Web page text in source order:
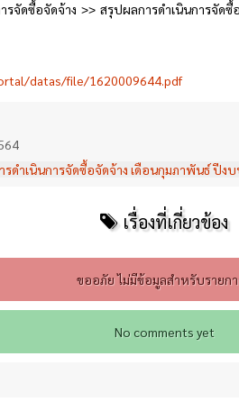
รจัดซื้อจัดจ้าง สรุปผลการดำเนินการจัด
datas/file/1620009644.pdf
รดำเนินการจัดซื้อจัดจ้าง เดือนกุมภาพันธ์ ปีง
เรื่องที่เกี่ยวข้อง
ขออภัย ไม่มีข้อมูลสำหรับรายก
No comments yet